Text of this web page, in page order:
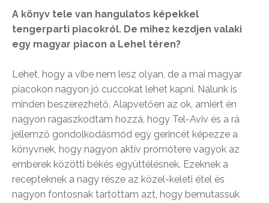
A könyv tele van hangulatos képekkel
tengerparti piacokról. De mihez kezdjen valaki
egy magyar piacon a Lehel téren?
Lehet, hogy a vibe nem lesz olyan, de a mai magyar
piacokon nagyon jó cuccokat lehet kapni. Nálunk is
minden beszerezhető. Alapvetően az ok, amiért én
nagyon ragaszkodtam hozzá, hogy Tel-Aviv és a rá
jellemző gondolkodásmód egy gerincét képezze a
könyvnek, hogy nagyon aktív promótere vagyok az
emberek közötti békés együttélésnek. Ezeknek a
recepteknek a nagy része az közel-keleti étel és
nagyon fontosnak tartottam azt, hogy bemutassuk